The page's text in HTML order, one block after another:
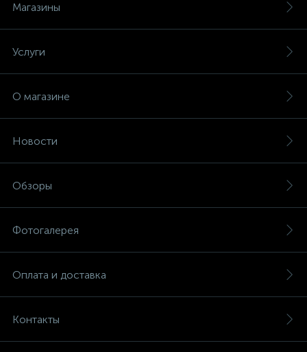
Магазины
Услуги
О магазине
Новости
Обзоры
Фотогалерея
Оплата и доставка
Контакты